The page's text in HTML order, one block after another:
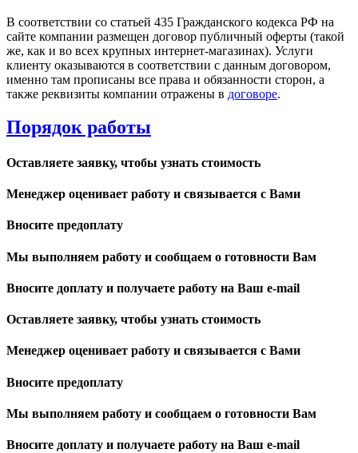
В соответствии со статьей 435 Гражданского кодекса РФ на
сайте компании размещен договор публичный оферты (такой
же, как и во всех крупных интернет-магазинах). Услуги
клиенту оказываются в соответствии с данным договором,
именно там прописаны все права и обязанности сторон, а
также реквизиты компании отражены в договоре.
Порядок работы
Оставляете заявку, чтобы узнать стоимость
Менеджер оценивает работу и связывается с Вами
Вносите предоплату
Мы выполняем работу и сообщаем о готовности Вам
Вносите доплату и получаете работу на Ваш e-mail
Оставляете заявку, чтобы узнать стоимость
Менеджер оценивает работу и связывается с Вами
Вносите предоплату
Мы выполняем работу и сообщаем о готовности Вам
Вносите доплату и получаете работу на Ваш e-mail